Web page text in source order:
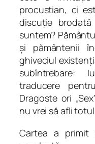
f
l
e
t
e
q
u
a
n
t
i
procustian, ci
discuție
suntem?
și pământenii
ghiveciul
subîntrebare:
traducere
Dragoste ori
nu vrei să afli
Cartea a primit